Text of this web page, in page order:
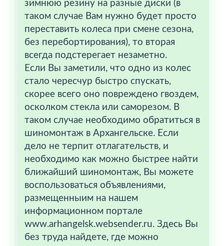
зимнюю резину на разные диски (в
таком случае Вам нужно будет просто
переставить колеса при смене сезона,
без перебортирования), то вторая
всегда подстерегает незаметно.
Если Вы заметили, что одно из колес
стало чересчур быстро спускать,
скорее всего оно повреждено гвоздем,
осколком стекла или саморезом. В
таком случае необходимо обратиться в
шиномонтаж в Архангельске. Если
дело не терпит отлагательств, и
необходимо как можно быстрее найти
ближайший шиномонтаж, Вы можете
воспользоваться объявлениями,
размещенныим на нашем
информационном портале
www.arhangelsk.websender.ru. Здесь Вы
без труда найдете, где можно